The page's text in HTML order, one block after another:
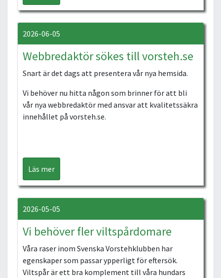
2026-06-05
Webbredaktör sökes till vorsteh.se
Snart är det dags att presentera vår nya hemsida.
Vi behöver nu hitta någon som brinner för att bli
vår nya webbredaktör med ansvar att kvalitetssäkra
innehållet på vorsteh.se.
Läs mer
2026-05-05
Vi behöver fler viltspårdomare
Våra raser inom Svenska Vorstehklubben har
egenskaper som passar ypperligt för eftersök.
Viltspår är ett bra komplement till våra hundars